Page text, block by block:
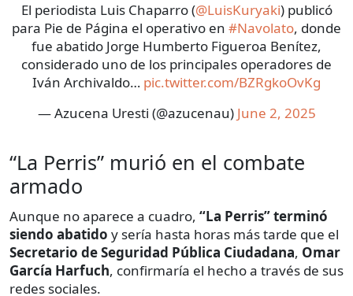
El periodista Luis Chaparro (@LuisKuryaki) publicó
para Pie de Página el operativo en #Navolato, donde
fue abatido Jorge Humberto Figueroa Benítez,
considerado uno de los principales operadores de
Iván Archivaldo… pic.twitter.com/BZRgkoOvKg
— Azucena Uresti (@azucenau) June 2, 2025
“La Perris” murió en el combate
armado
Aunque no aparece a cuadro, “La Perris” terminó
siendo abatido y sería hasta horas más tarde que el
Secretario de Seguridad Pública Ciudadana, Omar
García Harfuch, confirmaría el hecho a través de sus
redes sociales.